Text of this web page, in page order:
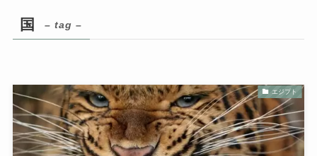
国 – tag –
エジプト